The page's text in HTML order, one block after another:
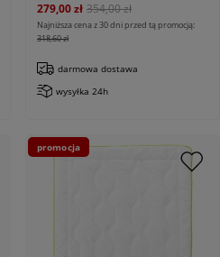
279,00 zł 354,00 zł
Najniższa cena z 30 dni przed tą promocją:
318,60 zł
darmowa dostawa
wysyłka 24h
promocja